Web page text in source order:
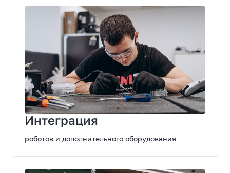
Интеграция
роботов и дополнительного оборудования